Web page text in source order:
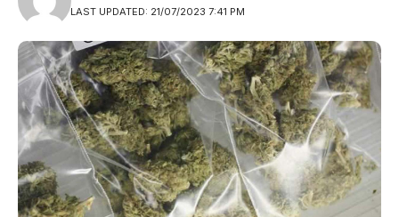
LAST UPDATED: 21/07/2023 7:41 PM